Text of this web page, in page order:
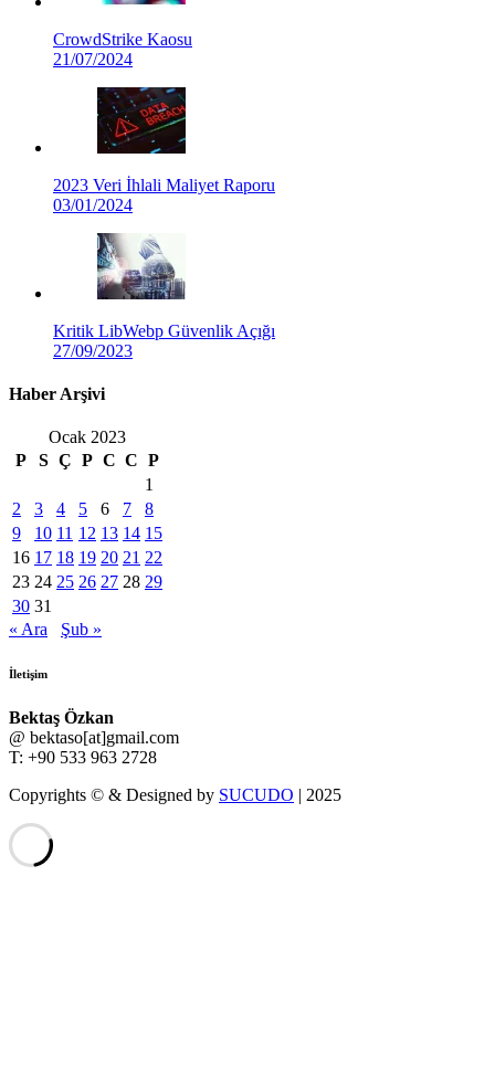
CrowdStrike Kaosu
21/07/2024
2023 Veri İhlali Maliyet Raporu
03/01/2024
Kritik LibWebp Güvenlik Açığı
27/09/2023
Haber Arşivi
Ocak 2023
P
S Ç P C C P
1
2
3 4 5 6 7
8
9
10 11 12 13 14 15
16 17 18 19 20 21 22
23 24 25 26 27 28 29
30 31
« Ara
Şub »
İletişim
Bektaş Özkan
@ bektaso[at]gmail.com
T: +90 533 963 2728
Copyrights © & Designed by SUCUDO | 2025